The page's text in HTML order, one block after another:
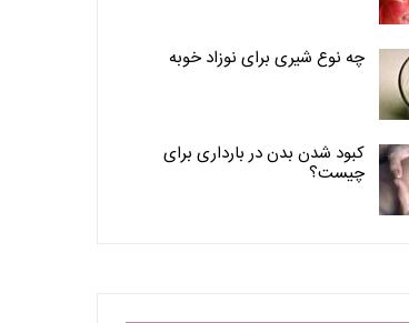
چه نوع شیری برای نوزاد خوبه
کبود شدن بدن در بارداری برای
چیست؟